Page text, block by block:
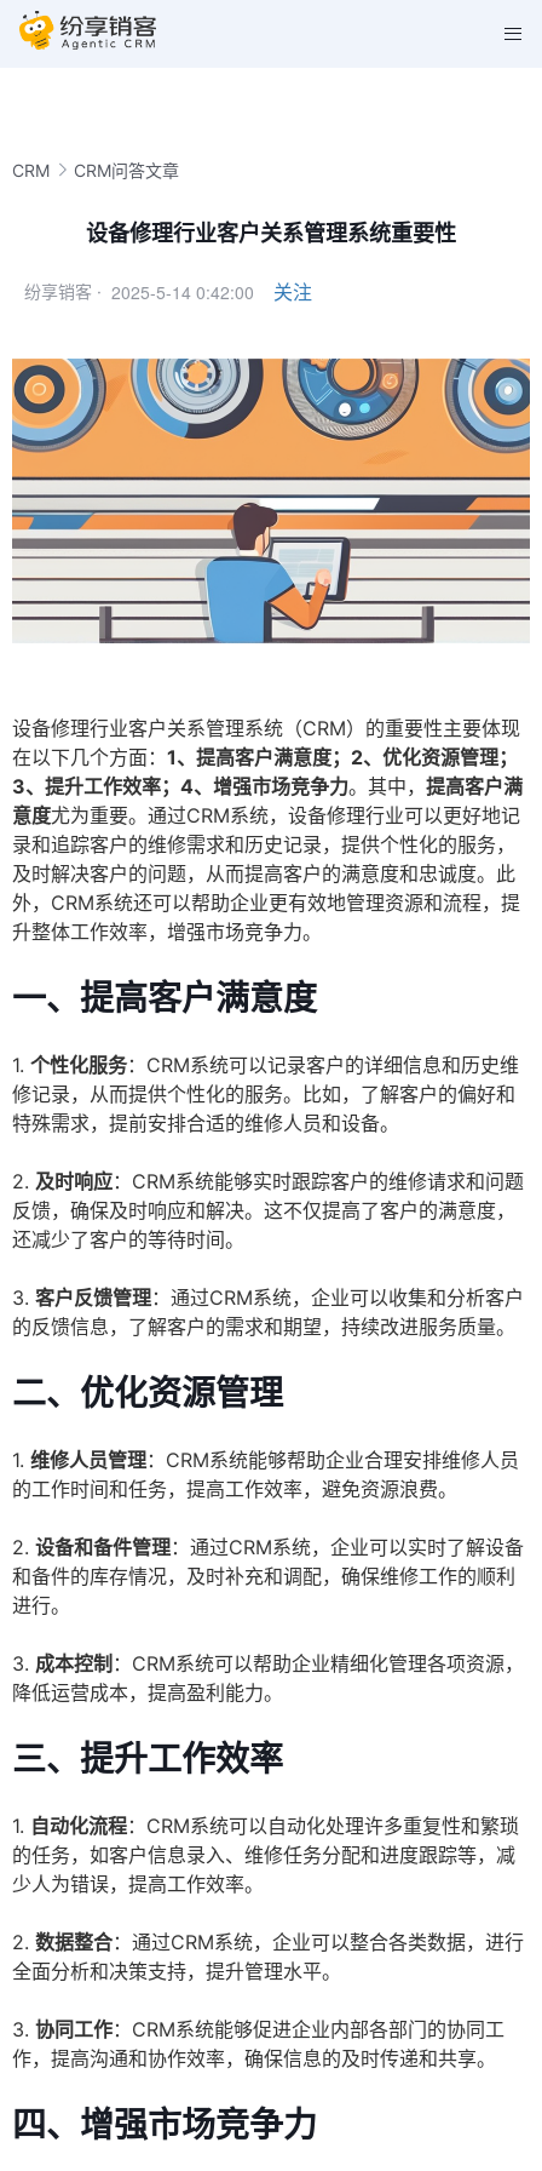
CRM CRM问答文章
设备修理行业客户关系管理系统重要性
纷享销客 · 2025-5-14 0:42:00 关注
设备修理行业客户关系管理系统（CRM）的重要性主要体现
在以下几个方面： 1、提高客户满意度；2、优化资源管理；
3、提升工作效率；4、增强市场竞争力。其中， 提高客户满
意度尤为重要。通过CRM系统，设备修理行业可以更好地记
录和追踪客户的维修需求和历史记录，提供个性化的服务，
及时解决客户的问题，从而提高客户的满意度和忠诚度。此
外，CRM系统还可以帮助企业更有效地管理资源和流程，提
升整体工作效率，增强市场竞争力。
一、提高客户满意度
1. 个性化服务：CRM系统可以记录客户的详细信息和历史维
修记录，从而提供个性化的服务。比如，了解客户的偏好和
特殊需求，提前安排合适的维修人员和设备。
2. 及时响应：CRM系统能够实时跟踪客户的维修请求和问题
反馈，确保及时响应和解决。这不仅提高了客户的满意度，
还减少了客户的等待时间。
3. 客户反馈管理：通过CRM系统，企业可以收集和分析客户
的反馈信息，了解客户的需求和期望，持续改进服务质量。
二、优化资源管理
1. 维修人员管理：CRM系统能够帮助企业合理安排维修人员
的工作时间和任务，提高工作效率，避免资源浪费。
2. 设备和备件管理：通过CRM系统，企业可以实时了解设备
和备件的库存情况，及时补充和调配，确保维修工作的顺利
进行。
3. 成本控制 ：CRM系统可以帮助企业精细化管理各项资源，
降低运营成本，提高盈利能力。
三、提升工作效率
1. 自动化流程：CRM系统可以自动化处理许多重复性和繁琐
的任务，如客户信息录入、维修任务分配和进度跟踪等，减
少人为错误，提高工作效率。
2. 数据整合：通过CRM系统，企业可以整合各类数据，进行
全面分析和决策支持，提升管理水平。
3. 协同工作：CRM系统能够促进企业内部各部门的协同工
作，提高沟通和协作效率，确保信息的及时传递和共享。
四、增强市场竞争力